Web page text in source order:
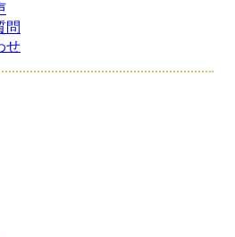
問
せ